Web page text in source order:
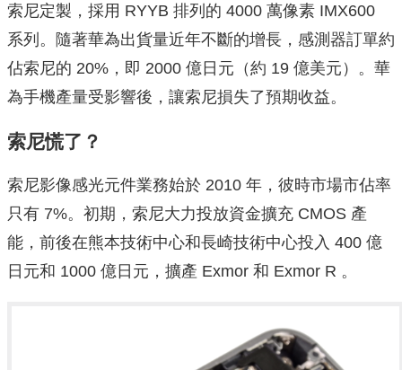
索尼定製，採用 RYYB 排列的 4000 萬像素 IMX600
系列。隨著華為出貨量近年不斷的增長，感測器訂單約
佔索尼的 20%，即 2000 億日元（約 19 億美元）。華
為手機產量受影響後，讓索尼損失了預期收益。
索尼慌了？
索尼影像感光元件業務始於 2010 年，彼時市場市佔率
只有 7%。初期，索尼大力投放資金擴充 CMOS 產
能，前後在熊本技術中心和長崎技術中心投入 400 億
日元和 1000 億日元，擴產 Exmor 和 Exmor R 。